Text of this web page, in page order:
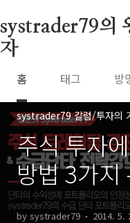
systrader79의
자
홈 태그 방
systrader79 칼럼/투자의
주식 투자
방법 3가지
과의 혼합
by systrader79 2014. 5.